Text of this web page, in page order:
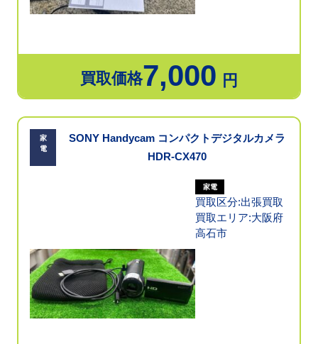
買取価格7,000 円
家
電
SONY Handycam コンパクトデジタルカメラ
HDR-CX470
家電
買取区分:出張買取
買取エリア:大阪府
高石市